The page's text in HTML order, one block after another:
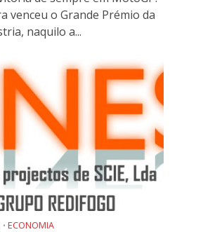
venceu o Grande Prémio da
naquilo a...
• ECONOMIA